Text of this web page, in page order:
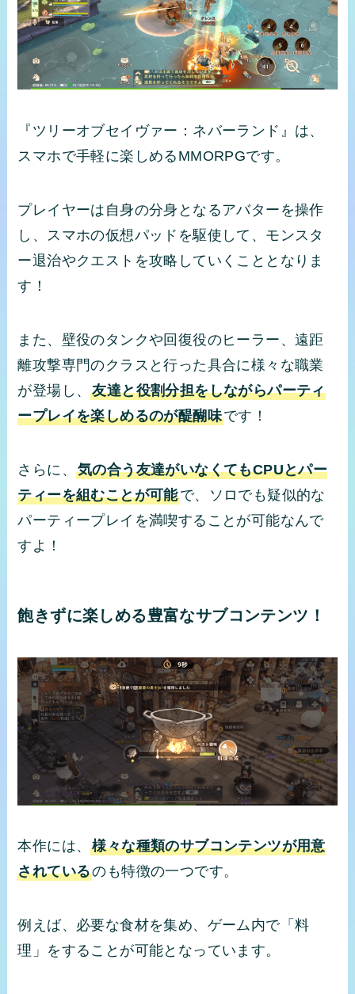
『ツリーオブセイヴァー：ネバーランド』は、
スマホで手軽に楽しめるMMORPGです。
プレイヤーは自身の分身となるアバターを操作
し、スマホの仮想パッドを駆使して、モンスタ
ー退治やクエストを攻略していくこととなりま
す！
また、壁役のタンクや回復役のヒーラー、遠距
離攻撃専門のクラスと行った具合に様々な職業
が登場し、友達と役割分担をしながらパーティ
ープレイを楽しめるのが醍醐味です！
さらに、気の合う友達がいなくてもCPUとパー
ティーを組むことが可能で、ソロでも疑似的な
パーティープレイを満喫することが可能なんで
すよ！
飽きずに楽しめる豊富なサブコンテンツ！
本作には、様々な種類のサブコンテンツが用意
されているのも特徴の一つです。
例えば、必要な食材を集め、ゲーム内で「料
理」をすることが可能となっています。